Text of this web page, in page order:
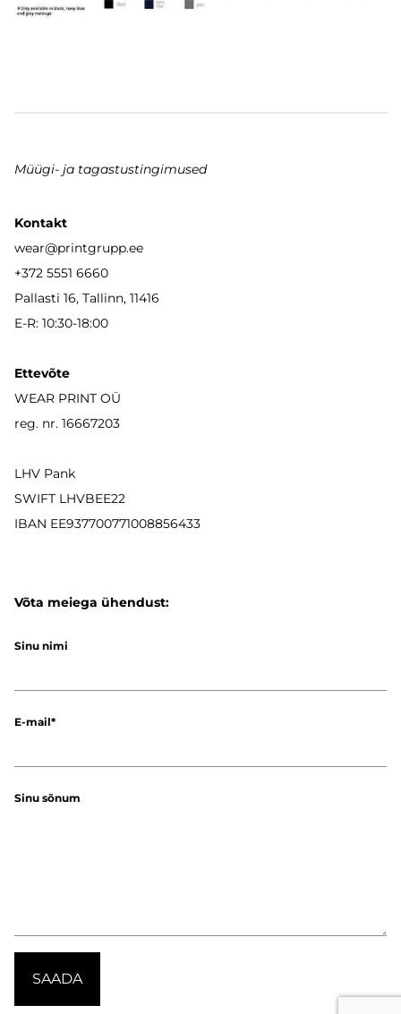
Müügi- ja tagastustingimused
Kontakt
wear@printgrupp.ee
+372 5551 6660
Pallasti 16, Tallinn, 11416
E-R: 10:30-18:00
Ettevõte
WEAR PRINT OÜ
reg. nr. 16667203
LHV Pank
SWIFT LHVBEE22
IBAN EE937700771008856433
Võta meiega ühendust:
Sinu nimi
E-mail
Sinu sõnum